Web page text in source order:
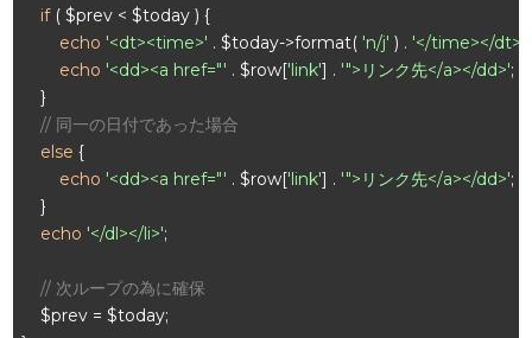
if ( $prev < $today ) {
echo '<dt><time>' . $today->format( 'n/j' ) . '</time></dt>'
echo '<dd><a href="' . $row['link'] . '">リンク先</a></dd>';
    }
// 同一の日付であった場合
else {
echo '<dd><a href="' . $row['link'] . '">リンク先</a></dd>';
    }
echo '</dl></li>';
// 次ループの為に確保
    $prev = $today;